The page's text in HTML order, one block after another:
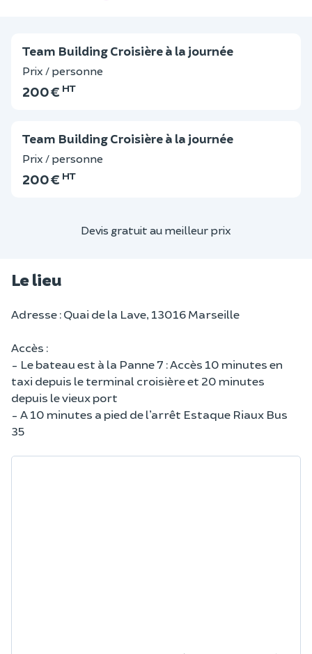
Team Building Croisière à la journée
Prix / personne
200 € HT
Team Building Croisière à la journée
Prix / personne
200 € HT
Devis gratuit au meilleur prix
Le lieu
Adresse : Quai de la Lave, 13016 Marseille
Accès :
- Le bateau est à la Panne 7 : Accès 10 minutes en
taxi depuis le terminal croisière et 20 minutes
depuis le vieux port
- A 10 minutes a pied de l’arrêt Estaque Riaux Bus
35